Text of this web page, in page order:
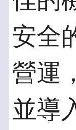
安全
營運
並導